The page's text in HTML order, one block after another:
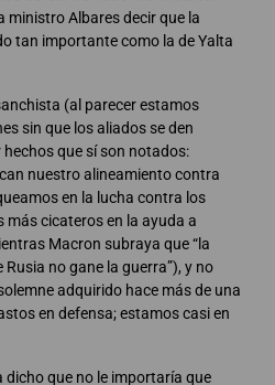
ministro Albares decir que la
tan importante como la de Yalta
(al parecer estamos
sin que los aliados se den
que sí son notados:
nuestro alineamiento contra
en la lucha contra los
más cicateros en la ayuda a
Macron subraya que “la
no gane la guerra”), y no
adquirido hace más de una
en defensa; estamos casi en
dicho que no le importaría que